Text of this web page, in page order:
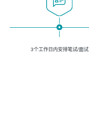
3个工作日内安排笔试/面试